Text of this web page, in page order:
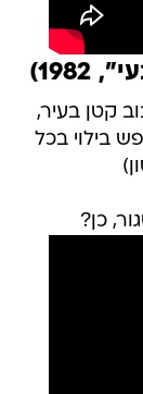
קטן בעיר,
בילוי בכל